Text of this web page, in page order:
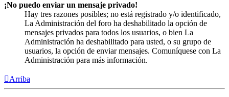
¡No puedo enviar un mensaje privado!
Hay tres razones posibles; no está registrado y/o identificado,
La Administración del foro ha deshabilitado la opción de
mensajes privados para todos los usuarios, o bien La
Administración ha deshabilitado para usted, o su grupo de
usuarios, la opción de enviar mensajes. Comuníquese con La
Administración para más información.
Arriba